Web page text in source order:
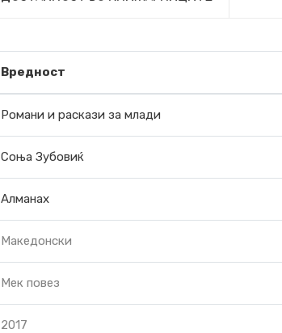
Вредност
Романи и раскази за млади
Соња Зубовиќ
Алманах
Македонски
Мек повез
2017